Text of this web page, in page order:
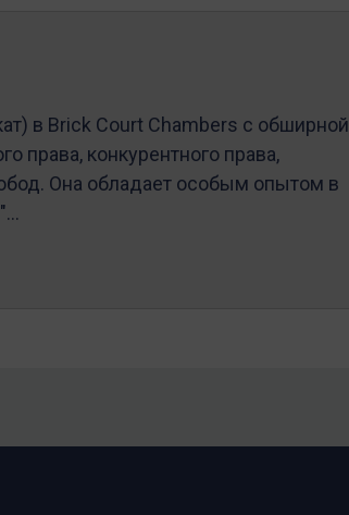
в Brick Court Chambers с обширной
права, конкурентного права,
Она обладает особым опытом в